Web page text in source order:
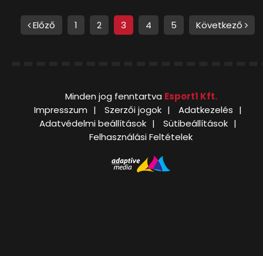
Előző 1 2 3 4 5 Következő
Minden jog fenntartva Esport1 Kft.
Impresszum
Szerzői jogok
Adatkezelés
Adatvédelmi beállítások
Sütibeállítások
Felhasználási Feltételek